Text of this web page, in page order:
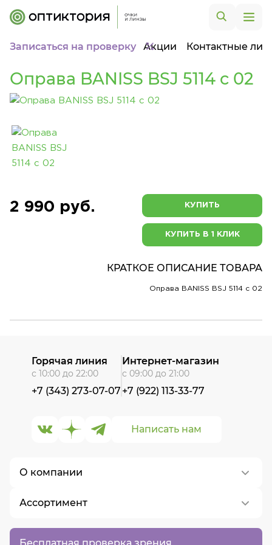
Записаться на проверку Акции Контактные
Оправа BANISS BSJ 5114 c 02
2 990 руб. КУПИТЬ
КУПИТЬ В 1 КЛИК
КРАТКОЕ ОПИСАНИЕ ТОВАРА
Оправа BANISS BSJ 5114 c 02
Бесплатная проверка зрения
О компании
О нас
Контакты
Ассортимент
Написать нам
Горячая линия
с 10:00 до 22:00
+7 (343) 273-07-07
Интернет-магазин
с 09:00 до 21:00
+7 (922) 113-33-77